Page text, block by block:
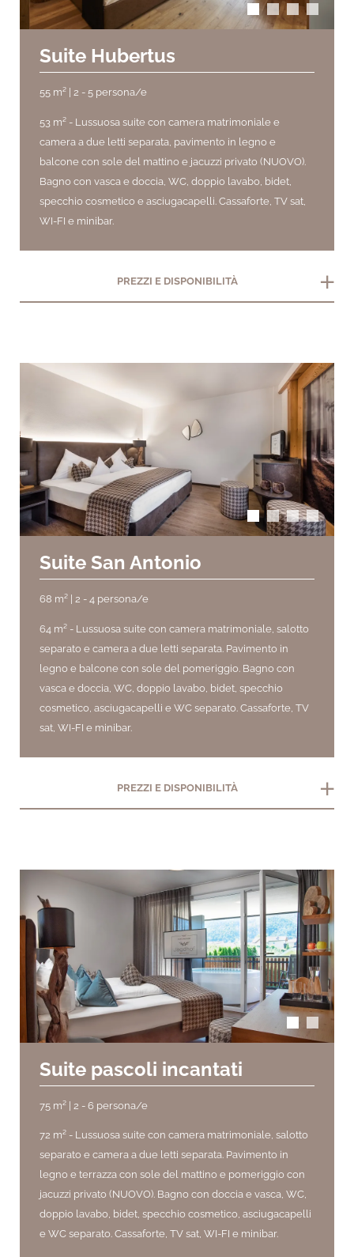
Suite Hubertus
55 m² | 2 - 5 persona/e
53 m² - Lussuosa suite con camera matrimoniale e
camera a due letti separata, pavimento in legno e
balcone con sole del mattino e jacuzzi privato (NUOVO).
Bagno con vasca e doccia, WC, doppio lavabo, bidet,
specchio cosmetico e asciugacapelli.Cassaforte, TV sat,
WI-FI e minibar.
PREZZI E DISPONIBILITÀ add
Suite San Antonio
68 m² | 2 - 4 persona/e
64 m² - Lussuosa suite con camera matrimoniale, salotto
separato e camera a due letti separata. Pavimento in
legno e balcone con sole del pomeriggio. Bagno con
vasca e doccia, WC, doppio lavabo, bidet, specchio
cosmetico, asciugacapelli e WC separato. Cassaforte, TV
sat, WI-FI e minibar.
PREZZI E DISPONIBILITÀ add
Suite pascoli incantati
75 m² | 2 - 6 persona/e
72 m² - Lussuosa suite con camera matrimoniale, salotto
separato e camera a due letti separata. Pavimento in
legno e terrazza con sole del mattino e pomeriggio con
jacuzzi privato (NUOVO). Bagno con doccia e vasca, WC,
doppio lavabo, bidet, specchio cosmetico, asciugacapelli
e WC separato. Cassaforte, TV sat, WI-FI e minibar.